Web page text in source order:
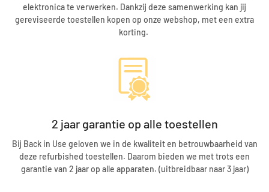
elektronica te verwerken. Dankzij deze samenwerking kan jij
gereviseerde toestellen kopen op onze webshop, met een extra
korting.
2 jaar garantie op alle toestellen
Bij Back in Use geloven we in de kwaliteit en betrouwbaarheid van
deze refurbished toestellen. Daarom bieden we met trots een
garantie van 2 jaar op alle apparaten. (uitbreidbaar naar 3 jaar)